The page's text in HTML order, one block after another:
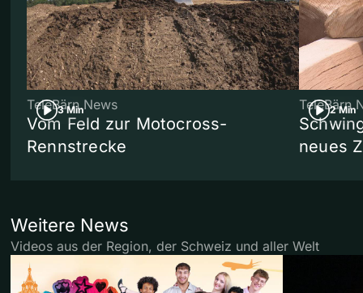
3 Min
TeleBärn News
Vom Feld zur Motocross-
Rennstrecke
2 Min
TeleBärn
neues
Weitere News
Videos aus der Region, der Schweiz und aller Welt